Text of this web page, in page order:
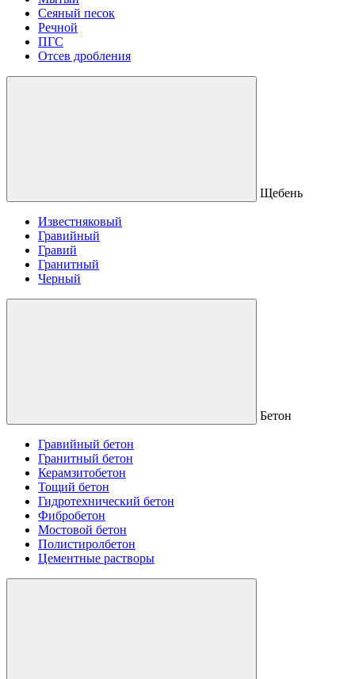
Сеяный песок
Речной
ПГС
Отсев дробления
Щебень
Известняковый
Гравийный
Гравий
Гранитный
Черный
Бетон
Гравийный бетон
Гранитный бетон
Керамзитобетон
Тощий бетон
Гидротехнический бетон
Фибробетон
Мостовой бетон
Полистиролбетон
Цементные растворы